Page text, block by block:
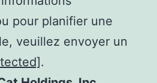
pour planifier une
veuillez envoyer un
.